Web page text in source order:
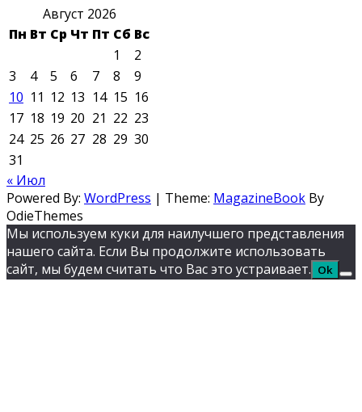
Август 2026
Пн Вт Ср Чт Пт Сб Вс
1
2
3
4 5 6 7 8
9
10 11 12 13 14 15 16
17 18 19 20 21 22 23
24 25 26 27 28 29 30
31
« Июл
Powered By: WordPress | Theme: MagazineBook By
OdieThemes
Мы используем куки для наилучшего представления
нашего сайта. Если Вы продолжите использовать
сайт, мы будем считать что Вас это устраивает. Ok